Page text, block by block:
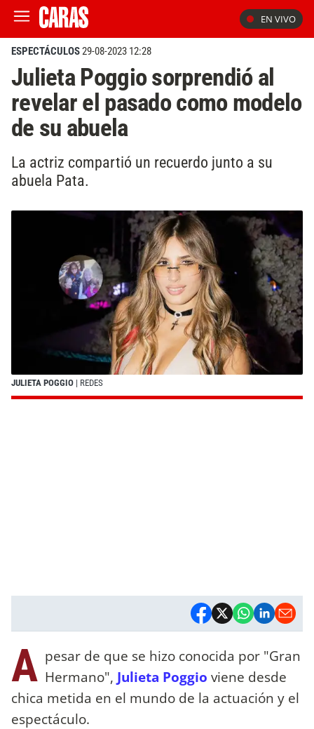
EN VIVO
ESPECTÁCULOS29-08-2023 12:28
Julieta Poggio sorprendió al
revelar el pasado como modelo
de su abuela
La actriz compartió un recuerdo junto a su
abuela Pata.
JULIETA POGGIO | REDES
A pesar de que se hizo conocida por "Gran
Hermano", Julieta Poggio viene desde
chica metida en el mundo de la actuación y el
espectáculo.